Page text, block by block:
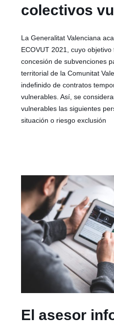
colectivos
La Generalitat Valenciana
ECOVUT 2021, cuyo
concesión de subvenciones
territorial de la Comunitat
indefinido de contratos
vulnerables. Así, se
vulnerables las siguientes
situación o riesgo exclusión
El asesor